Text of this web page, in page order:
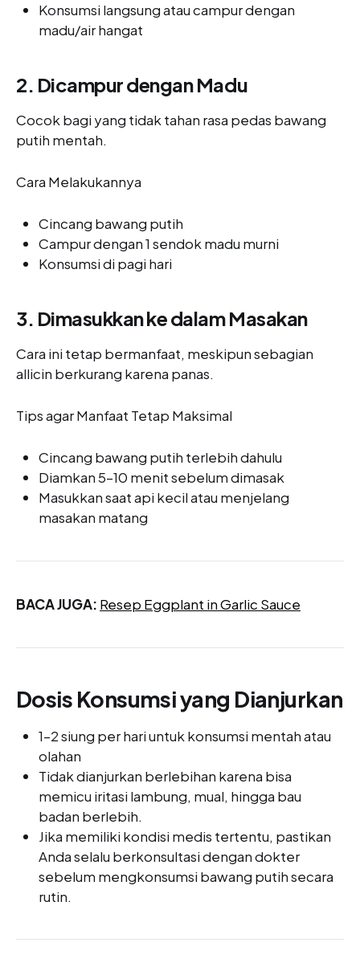
Konsumsi langsung atau campur dengan
madu/air hangat
2. Dicampur dengan Madu
Cocok bagi yang tidak tahan rasa pedas bawang
putih mentah.
Cara Melakukannya
Cincang bawang putih
Campur dengan 1 sendok madu murni
Konsumsi di pagi hari
3. Dimasukkan ke dalam Masakan
Cara ini tetap bermanfaat, meskipun sebagian
allicin berkurang karena panas.
Tips agar Manfaat Tetap Maksimal
Cincang bawang putih terlebih dahulu
Diamkan 5–10 menit sebelum dimasak
Masukkan saat api kecil atau menjelang
masakan matang
BACA JUGA: Resep Eggplant in Garlic Sauce
Dosis Konsumsi yang Dianjurkan
1–2 siung per hari untuk konsumsi mentah atau
olahan
Tidak dianjurkan berlebihan karena bisa
memicu iritasi lambung, mual, hingga bau
badan berlebih.
Jika memiliki kondisi medis tertentu, pastikan
Anda selalu berkonsultasi dengan dokter
sebelum mengkonsumsi bawang putih secara
rutin.